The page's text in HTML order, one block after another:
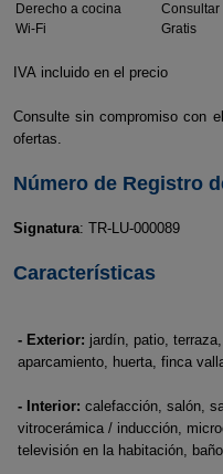
Derecho a cocina
Consultar
Wi-Fi
Gratis
IVA incluido en el precio
Consulte sin compromiso con
ofertas.
Número de Registro
Signatura: TR-LU-000089
Características
- Exterior: jardín, patio,
aparcamiento, huerta, finca
- Interior: calefacción, salón,
vitrocerámica / inducción,
televisión en la habitación,